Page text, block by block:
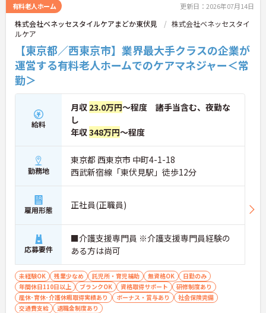
有料老人ホーム 更新日：2026年07月14日
株式会社ベネッセスタイルケアまどか東伏見
株式会社ベネッセスタイ
ルケア
【東京都／西東京市】業界最大手クラスの企業が
運営する有料老人ホームでのケアマネジャー＜常
勤＞
給料
月収 23.0万円～程度 諸手当含む、夜勤な
し
年収348万円～程度
勤務地
東京都 西東京市 中町4-1-18
西武新宿線「東伏見駅」徒歩12分
雇用形態 正社員(正職員)
応募要件
■介護支援専門員 ※介護支援専門員経験の
ある方は尚可
未経験OK 残業少なめ 託児所・育児補助 無資格OK
日勤のみ
年間休日110日以上
ブランクOK 資格取得サポート
研修制度あり
産休･育休･介護休暇取得実績あり
ボーナス・賞与あり
社会保険完備
交通費支給
退職金制度あり